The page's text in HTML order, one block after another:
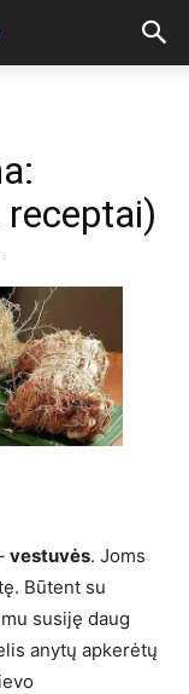
vestuvės. Joms
Būtent su
susiję daug
anytų apkerėtų